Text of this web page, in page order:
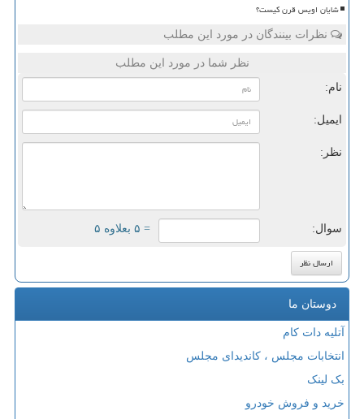
شایان اویس قرن کیست؟
نظرات بینندگان در مورد این مطلب
نظر شما در مورد این مطلب
نام:
ایمیل:
نظر:
سوال: = ۵ بعلاوه ۵
دوستان ما
آتلیه دات کام
انتخابات مجلس ، کاندیدای مجلس
بک لینک
خرید و فروش خودرو